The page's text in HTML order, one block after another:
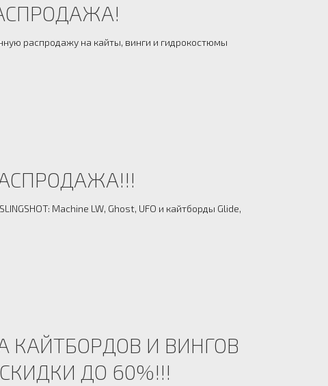
распродажу на кайты, винги и гидрокостюмы
Machine LW, Ghost, UFO и кайтборды Glide,
КАЙТБОРДОВ И ВИНГОВ
СКИДКИ ДО 60%!!!